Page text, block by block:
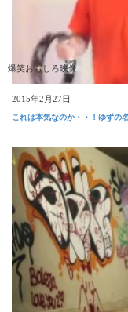
爆笑おもしろ映像
2015年2月27日
これは本気なのか・・！ゆずの